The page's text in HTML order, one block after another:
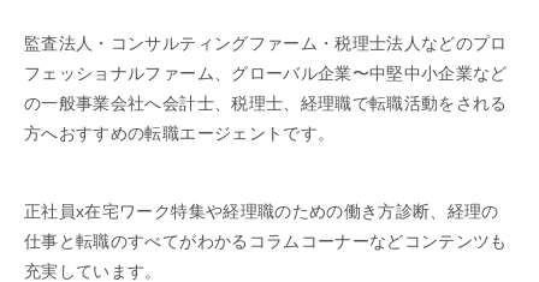
監査法人・コンサルティングファーム・税理士法人などのプロ
フェッショナルファーム、グローバル企業〜中堅中小企業など
の一般事業会社へ会計士、税理士、経理職で転職活動をされる
方へおすすめの転職エージェントです。
正社員x在宅ワーク特集や経理職のための働き方診断、経理の
仕事と転職のすべてがわかるコラムコーナーなどコンテンツも
充実しています。